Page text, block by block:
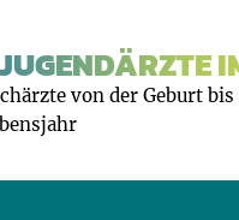
von der Geburt bis